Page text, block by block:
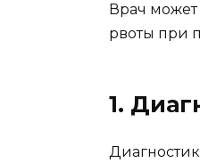
Врач
рвоты при
1.